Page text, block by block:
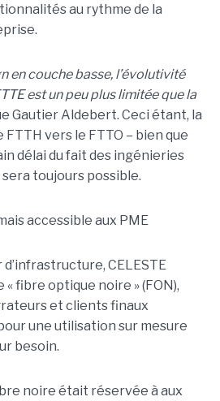
au rythme de la
en couche basse, l’évolutivité
est un peu plus limitée que la
Gautier Aldebert. Ceci étant, la
vers le FTTO – bien que
délai du fait des ingénieries
toujours possible.
accessible aux PME
d’infrastructure, CELESTE
fibre optique noire » (FON),
et clients finaux
une utilisation sur mesure
besoin.
noire était réservée à aux